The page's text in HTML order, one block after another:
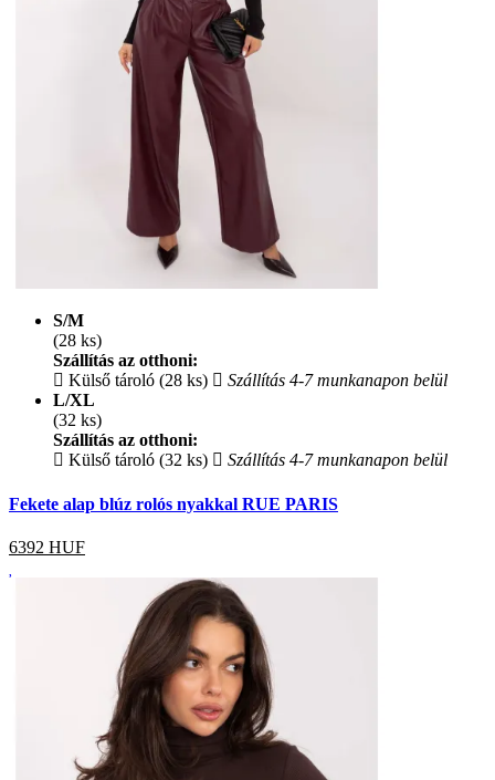
S/M
(28 ks)
Szállítás az otthoni:
Külső tároló (28 ks)
Szállítás 4-7 munkanapon belül
L/XL
(32 ks)
Szállítás az otthoni:
Külső tároló (32 ks)
Szállítás 4-7 munkanapon belül
Fekete alap blúz rolós nyakkal RUE PARIS
6392 HUF